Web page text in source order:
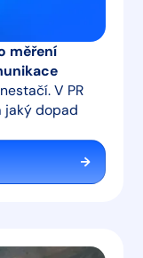
měření
V PR
jaký dopad